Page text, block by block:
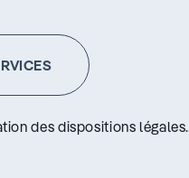
des dispositions légales.